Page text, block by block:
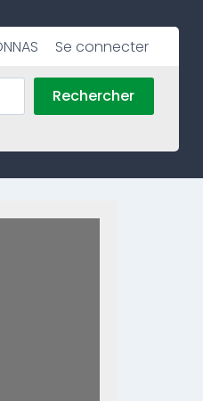
Se connecter
Rechercher